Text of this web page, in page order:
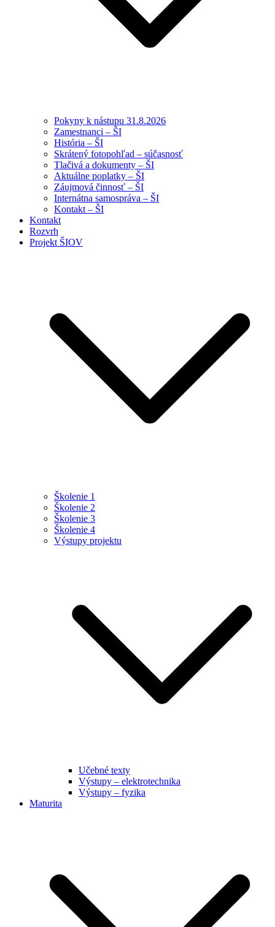
Pokyny k nástupu 31.8.2026
Zamestnanci – ŠI
História – ŠI
Skrátený fotopohľad – súčasnosť
Tlačivá a dokumenty – ŠI
Aktuálne poplatky – ŠI
Záujmová činnosť – ŠI
Internátna samospráva – ŠI
Kontakt – ŠI
Kontakt
Rozvrh
Projekt ŠIOV
Školenie 1
Školenie 2
Školenie 3
Školenie 4
Výstupy projektu
Učebné texty
Výstupy – elektrotechnika
Výstupy – fyzika
Maturita